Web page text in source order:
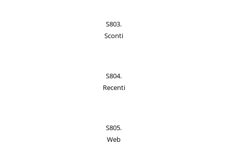
S803.
Sconti
S804.
Recenti
S805.
Web